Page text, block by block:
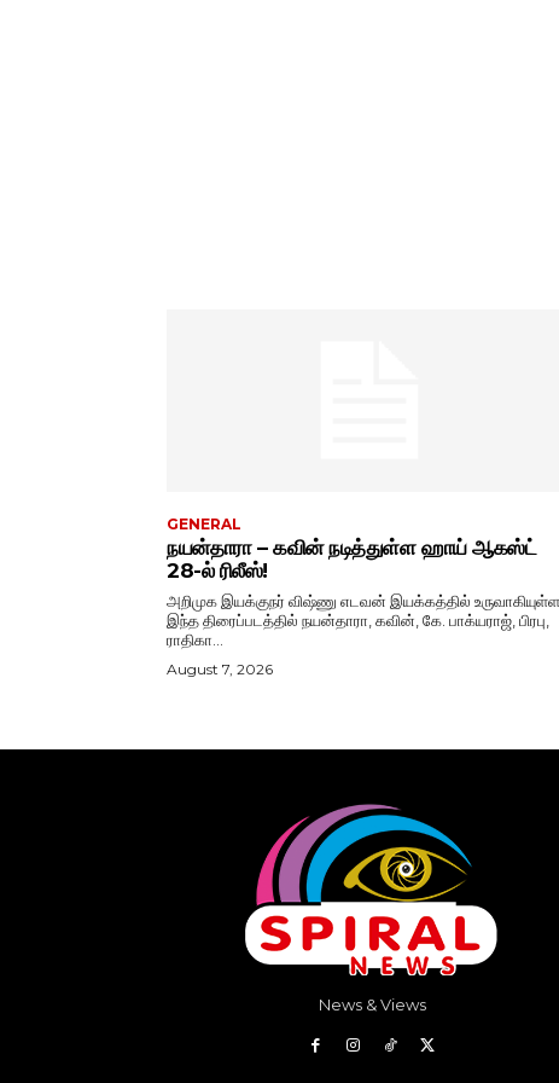
GENERAL
நயன்தாரா – கவின் நடித்துள்ள ஹாய் ஆகஸ்ட்
28-ல் ரிலீஸ்!
அறிமுக இயக்குநர் விஷ்ணு எடவன் இயக்கத்தில் உருவாகியுள்ள
இந்த திரைப்படத்தில் நயன்தாரா, கவின், கே. பாக்யராஜ், பிரபு,
ராதிகா...
August 7, 2026
News & Views